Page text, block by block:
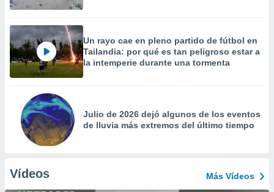
Un rayo cae en pleno partido de fútbol en
Tailandia: por qué es tan peligroso estar a
la intemperie durante una tormenta
Julio de 2026 dejó algunos de los eventos
de lluvia más extremos del último tiempo
Vídeos Más Vídeos